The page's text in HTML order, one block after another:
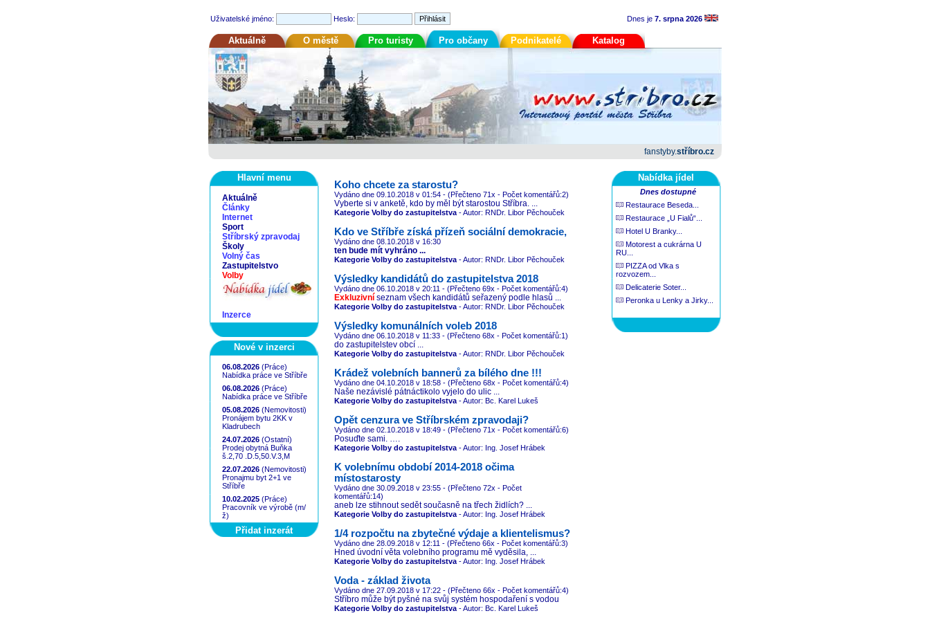
Uživatelské jméno: Heslo: Dnes je 7. srpna 2026
Aktuálně O městě Pro turisty Pro občany Podnikatelé Katalog
fanstyby.stříbro.cz
Hlavní menu
Aktuálně
Články
Internet
Sport
Stříbrský zpravodaj
Školy
Volný čas
Zastupitelstvo
Volby
Inzerce
Nové v inzerci
06.08.2026 (Práce)
Nabídka práce ve Stříbře
06.08.2026 (Práce)
Nabídka práce ve Stříbře
05.08.2026 (Nemovitosti)
Pronájem bytu 2KK v
Kladrubech
24.07.2026 (Ostatní)
Prodej obytná Buňka
š.2,70 .D.5,50.V.3,M
22.07.2026 (Nemovitosti)
Pronajmu byt 2+1 ve
Stříbře
10.02.2025 (Práce)
Pracovník ve výrobě (m/
ž)
Přidat inzerát
Koho chcete za starostu?
Vydáno dne 09.10.2018 v 01:54 - (Přečteno 71x - Počet komentářů:2)
Vyberte si v anketě, kdo by měl být starostou Stříbra. ...
Kategorie Volby do zastupitelstva - Autor: RNDr. Libor Pěchouček
Kdo ve Stříbře získá přízeň sociální demokracie,
Vydáno dne 08.10.2018 v 16:30
ten bude mít vyhráno ...
Kategorie Volby do zastupitelstva - Autor: RNDr. Libor Pěchouček
Výsledky kandidátů do zastupitelstva 2018
Vydáno dne 06.10.2018 v 20:11 - (Přečteno 69x - Počet komentářů:4)
Exkluzivní seznam všech kandidátů seřazený podle hlasů ...
Kategorie Volby do zastupitelstva - Autor: RNDr. Libor Pěchouček
Výsledky komunálních voleb 2018
Vydáno dne 06.10.2018 v 11:33 - (Přečteno 68x - Počet komentářů:1)
do zastupitelstev obcí ...
Kategorie Volby do zastupitelstva - Autor: RNDr. Libor Pěchouček
Krádež volebních bannerů za bílého dne !!!
Vydáno dne 04.10.2018 v 18:58 - (Přečteno 68x - Počet komentářů:4)
Naše nezávislé pátnáctikolo vyjelo do ulic ...
Kategorie Volby do zastupitelstva - Autor: Bc. Karel Lukeš
Opět cenzura ve Stříbrském zpravodaji?
Vydáno dne 02.10.2018 v 18:49 - (Přečteno 71x - Počet komentářů:6)
Posuďte sami. ….
Kategorie Volby do zastupitelstva - Autor: Ing. Josef Hrábek
K volebnímu období 2014-2018 očima
místostarosty
Vydáno dne 30.09.2018 v 23:55 - (Přečteno 72x - Počet
komentářů:14)
aneb lze stihnout sedět současně na třech židlích? ...
Kategorie Volby do zastupitelstva - Autor: Ing. Josef Hrábek
1/4 rozpočtu na zbytečné výdaje a klientelismus?
Vydáno dne 28.09.2018 v 12:11 - (Přečteno 66x - Počet komentářů:3)
Hned úvodní věta volebního programu mě vyděsila, ...
Kategorie Volby do zastupitelstva - Autor: Ing. Josef Hrábek
Voda - základ života
Vydáno dne 27.09.2018 v 17:22 - (Přečteno 66x - Počet komentářů:4)
Stříbro může být pyšné na svůj systém hospodaření s vodou
Kategorie Volby do zastupitelstva - Autor: Bc. Karel Lukeš
Nabídka jídel
Dnes dostupné
Restaurace Beseda...
Restaurace „U Fialů“...
Hotel U Branky...
Motorest a cukrárna U
RU...
PIZZA od Vlka s
rozvozem...
Delicaterie Soter...
Peronka u Lenky a Jirky...